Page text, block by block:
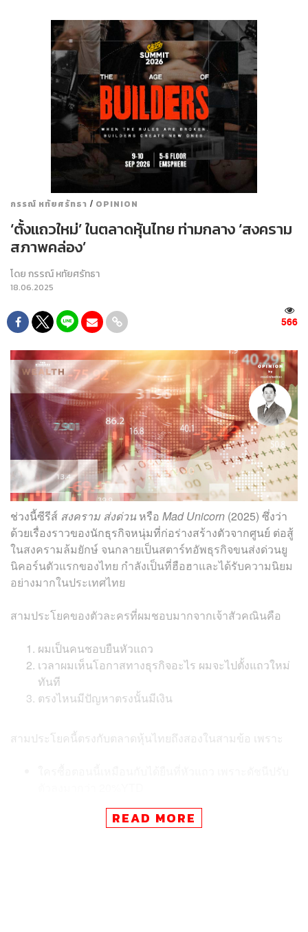
กรรณ์ หทัยศรัทธา / OPINION
‘ตั้งแถวใหม่’ ในตลาดหุ้นไทย ท่ามกลาง ‘สงคราม
สภาพคล่อง’
โดยกรรณ์ หทัยศรัทธา
18.06.2025
566
ช่วงนี้ซีรีส์ สงคราม ส่งด่วน หรือ Mad Unicorn (2025) ซึ่งว่า
ด้วยเรื่องราวของนักธุรกิจหนุ่มที่ก่อร่างสร้างตัวจากศูนย์ ต่อสู้
ในสงครามล้มยักษ์ จนกลายเป็นสตาร์ทอัพธุรกิจขนส่งด่วนยู
นิคอร์นตัวแรกของไทย กำลังเป็นที่ฮือฮาและได้รับความนิยม
อย่างมากในประเทศไทย
สามประโยคของตัวละครที่ผมชอบมากจากเจ้าสัวคณินคือ
ผมเป็นคนชอบยืนหัวแถว
เวลาผมเห็นโอกาสทางธุรกิจอะไร ผมจะไปตั้งแถวใหม่
ทันที
ตรงไหนมีปัญหาตรงนั้นมีเงิน
สามประโยคนี้ตรงกับตลาดหุ้นไทยถึงสองในสามข้อ เพราะ
ใครๆ ก็ทราบกันดีถึงสภาวะเศรษฐกิจไทยปัจจุบันซึ่ง
สะท้อนมายัง SET IndexREAD MORE